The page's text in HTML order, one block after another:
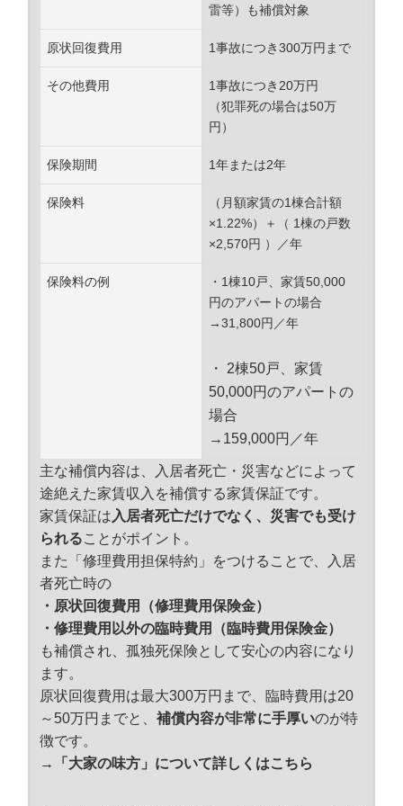
雷等）も補償対象
原状回復費用 1事故につき300万円まで
その他費用
1事故につき20万円
（犯罪死の場合は50万
円）
保険期間 1年または2年
保険料
（月額家賃の1棟合計額
×1.22%）＋（ 1棟の戸数
×2,570円 ）／年
保険料の例
・1棟10戸、家賃50,000
円のアパートの場合
→31,800円／年
・ 2棟50戸、家賃
50,000円のアパートの
場合
→159,000円／年
主な補償内容は、入居者死亡・災害などによって
途絶えた家賃収入を補償する家賃保証です。
家賃保証は 入居者死亡だけでなく、災害でも受け
られることがポイント。
また「修理費用担保特約」をつけることで、入居
者死亡時の
・原状回復費用（修理費用保険金）
・修理費用以外の臨時費用（臨時費用保険金）
も補償され、孤独死保険として安心の内容になり
ます。
原状回復費用は最大300万円まで、臨時費用は20
～50万円までと、 補償内容が非常に手厚いのが特
徴です。
→「大家の味方」について詳しくはこちら